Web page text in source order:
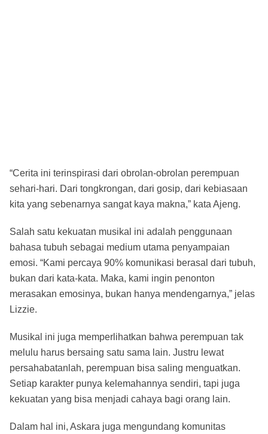
“Cerita ini terinspirasi dari obrolan-obrolan perempuan
sehari-hari. Dari tongkrongan, dari gosip, dari kebiasaan
kita yang sebenarnya sangat kaya makna,” kata Ajeng.
Salah satu kekuatan musikal ini adalah penggunaan
bahasa tubuh sebagai medium utama penyampaian
emosi. “Kami percaya 90% komunikasi berasal dari tubuh,
bukan dari kata-kata. Maka, kami ingin penonton
merasakan emosinya, bukan hanya mendengarnya,” jelas
Lizzie.
Musikal ini juga memperlihatkan bahwa perempuan tak
melulu harus bersaing satu sama lain. Justru lewat
persahabatanlah, perempuan bisa saling menguatkan.
Setiap karakter punya kelemahannya sendiri, tapi juga
kekuatan yang bisa menjadi cahaya bagi orang lain.
Dalam hal ini, Askara juga mengundang komunitas